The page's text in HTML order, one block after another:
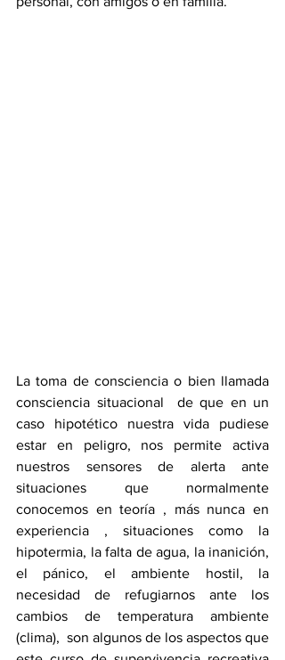
La toma de consciencia o bien llamada
consciencia situacional  de que en un
caso hipotético nuestra vida pudiese
estar en peligro, nos permite activa
nuestros sensores de alerta ante
situaciones que normalmente
conocemos en teoría , más nunca en
experiencia , situaciones como la
hipotermia, la falta de agua, la inanición,
el pánico, el ambiente hostil, la
necesidad de refugiarnos ante los
cambios de temperatura ambiente
(clima),  son algunos de los aspectos que